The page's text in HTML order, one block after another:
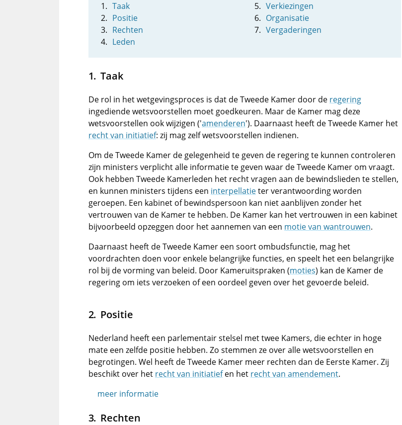
Taak
Positie
Rechten
Leden
Verkiezingen
Organisatie
Vergaderingen
Taak
De rol in het wetgevingsproces is dat de Tweede Kamer door de regering
ingediende wetsvoorstellen moet goedkeuren. Maar de Kamer mag deze
wetsvoorstellen ook wijzigen ('amenderen'). Daarnaast heeft de Tweede Kamer het
recht van initiatief: zij mag zelf wetsvoorstellen indienen.
Om de Tweede Kamer de gelegenheid te geven de regering te kunnen controleren
zijn ministers verplicht alle informatie te geven waar de Tweede Kamer om vraagt.
Ook hebben Tweede Kamerleden het recht vragen aan de bewindslieden te stellen,
en kunnen ministers tijdens een interpellatieter verantwoording worden
geroepen. Een kabinet of bewindspersoon kan niet aanblijven zonder het
vertrouwen van de Kamer te hebben. De Kamer kan het vertrouwen in een kabinet
bijvoorbeeld opzeggen door het aannemen van een motie van wantrouwen.
Daarnaast heeft de Tweede Kamer een soort ombudsfunctie, mag het
voordrachten doen voor enkele belangrijke functies, en speelt het een belangrijke
rol bij de vorming van beleid. Door Kameruitspraken (moties) kan de Kamer de
regering om iets verzoeken of een oordeel geven over het gevoerde beleid.
Positie
Nederland heeft een parlementair stelsel met twee Kamers, die echter in hoge
mate een zelfde positie hebben. Zo stemmen ze over alle wetsvoorstellen en
begrotingen. Wel heeft de Tweede Kamer meer rechten dan de Eerste Kamer. Zij
beschikt over het recht van initiatiefen het recht van amendement.
meer informatie
Rechten